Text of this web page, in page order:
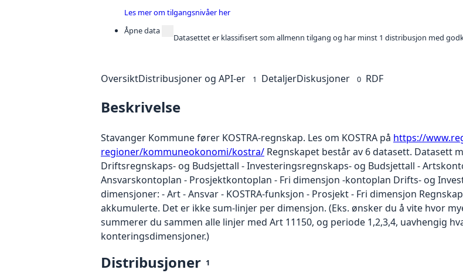
Les mer om tilgangsnivåer her
Åpne data
Datasettet er klassifisert som allmenn tilgang og har minst 1 distribusjon med
OversiktDistribusjoner og API-er 1 DetaljerDiskusjoner 0 RDF
Beskrivelse
Stavanger Kommune fører KOSTRA-regnskap. Les om KOSTRA på https://
regioner/kommuneokonomi/kostra/ Regnskapet består av 6 datasett. Datasett
Driftsregnskaps- og Budsjettall - Investeringsregnskaps- og Budsjettall -
Ansvarskontoplan - Prosjektkontoplan - Fri dimensjon -kontoplan Drifts- og
dimensjoner: - Art - Ansvar - KOSTRA-funksjon - Prosjekt - Fri dimensjon
akkumulerte. Det er ikke sum-linjer per dimensjon. (Eks. ønsker du å vite hvor
summerer du sammen alle linjer med Art 11150, og periode 1,2,3,4, uavhengig
konteringsdimensjoner.)
Distribusjoner 1